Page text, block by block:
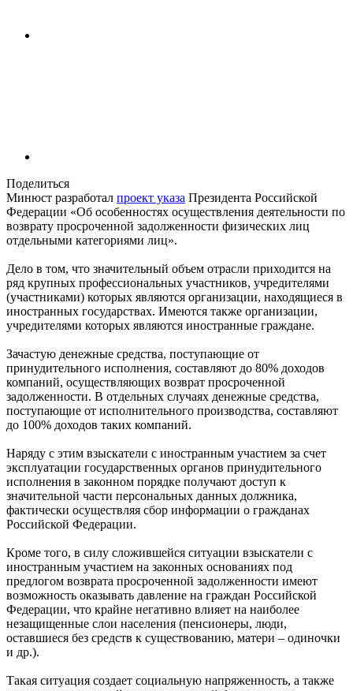
Поделиться
Минюст разработал проект указа Президента Российской
Федерации «Об особенностях осуществления деятельности по
возврату просроченной задолженности физических лиц
отдельными категориями лиц».
Дело в том, что значительный объем отрасли приходится на
ряд крупных профессиональных участников, учредителями
(участниками) которых являются организации, находящиеся в
иностранных государствах. Имеются также организации,
учредителями которых являются иностранные граждане.
Зачастую денежные средства, поступающие от
принудительного исполнения, составляют до 80% доходов
компаний, осуществляющих возврат просроченной
задолженности. В отдельных случаях денежные средства,
поступающие от исполнительного производства, составляют
до 100% доходов таких компаний.
Наряду с этим взыскатели с иностранным участием за счет
эксплуатации государственных органов принудительного
исполнения в законном порядке получают доступ к
значительной части персональных данных должника,
фактически осуществляя сбор информации о гражданах
Российской Федерации.
Кроме того, в силу сложившейся ситуации взыскатели с
иностранным участием на законных основаниях под
предлогом возврата просроченной задолженности имеют
возможность оказывать давление на граждан Российской
Федерации, что крайне негативно влияет на наиболее
незащищенные слои населения (пенсионеры, люди,
оставшиеся без средств к существованию, матери – одиночки
и др.).
Такая ситуация создает социальную напряженность, а также